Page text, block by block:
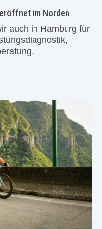
im Norden
auch in Hamburg für